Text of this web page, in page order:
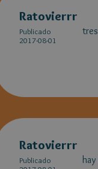
Ratovierrr
Publicado
2017-08-01
Ratovierrr
Publicado